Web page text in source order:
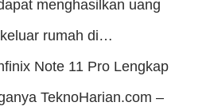
menghasilkan uang
rumah di…
Note 11 Pro Lengkap
TeknoHarian.com –